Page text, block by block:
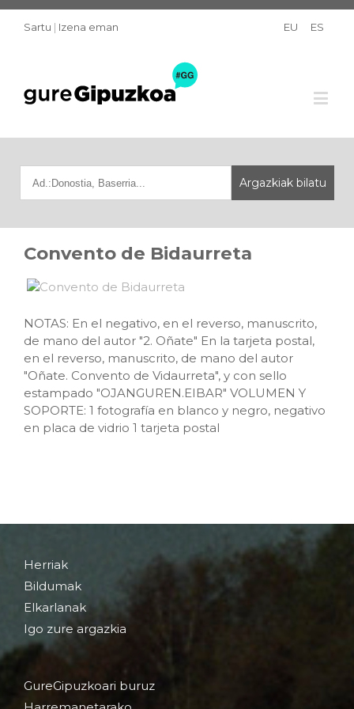
Sartu | Izena eman EU ES
Convento de Bidaurreta
NOTAS: En el negativo, en el reverso, manuscrito,
de mano del autor "2. Oñate" En la tarjeta postal,
en el reverso, manuscrito, de mano del autor
"Oñate. Convento de Vidaurreta", y con sello
estampado "OJANGUREN.EIBAR" VOLUMEN Y
SOPORTE: 1 fotografía en blanco y negro, negativo
en placa de vidrio 1 tarjeta postal
Herriak
Bildumak
Elkarlanak
Igo zure argazkia
GureGipuzkoari buruz